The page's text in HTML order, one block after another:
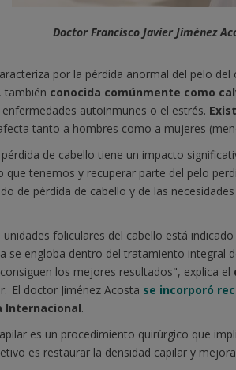
Doctor Francisco Javier Jiménez
por la pérdida anormal del pelo
también conocida comúnmente como
autoinmunes o el estrés.
tanto a hombres como a mujeres
de cabello tiene un impacto
que tenemos y recuperar parte del pelo
de pérdida de cabello y de las
unidades foliculares del cabello está
se engloba dentro del tratamiento integral
los mejores resultados", explica el
El doctor Jiménez Acosta se incorporó
Internacional.
es un procedimiento quirúrgico que
es restaurar la densidad capilar y